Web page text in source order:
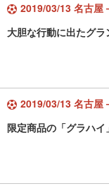
2019/03/13 名古屋
大胆な行動に出たグ
2019/03/13 名古屋
限定商品の「グラハイ